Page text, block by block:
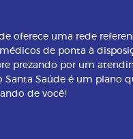
oferece uma rede
de ponta à
prezando por um
Santa Saúde é um plano
de você!